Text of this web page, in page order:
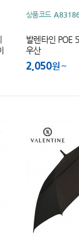
상품코드
발렌타인 POE
우산
2,050원